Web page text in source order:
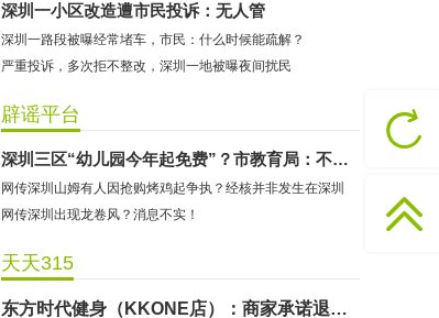
深圳一小区改造遭市民投诉：无人管
深圳一路段被曝经常堵车，市民：什么时候能疏解？
严重投诉，多次拒不整改，深圳一地被曝夜间扰民
辟谣平台
深圳三区“幼儿园今年起免费”？市教育局：不属实！
网传深圳山姆有人因抢购烤鸡起争执？经核并非发生在深圳
网传深圳出现龙卷风？消息不实！
天天315
哈尔特健身：商家拒不配合调解
东方时代健身（KKONE店）：商家承诺退费未履行